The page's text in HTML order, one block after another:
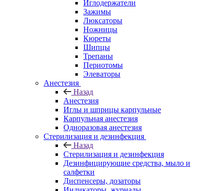
Иглодержатели
Зажимы
Люксаторы
Ножницы
Кюреты
Шипцы
Трепаны
Периотомы
Элеваторы
Анестезия
Назад
Анестезия
Иглы и шприцы карпульные
Карпульная анестезия
Одноразовая анестезия
Стерилизация и дезинфекция
Назад
Стерилизация и дезинфекция
Дезинфицирующие средства, мыло и
салфетки
Диспенсеры, дозаторы